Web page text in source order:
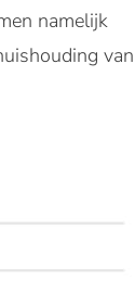
namelijk
van